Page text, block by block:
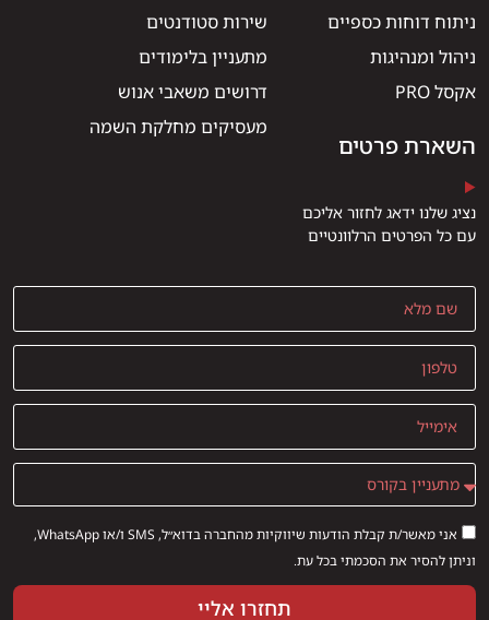
ניתוח דוחות כספיים
ניהול ומנהיגות
אקסל PRO
שירות סטודנטים
מתעניין בלימודים
דרושים משאבי אנוש
מעסיקים מחלקת השמה
השארת פרטים
נציג שלנו ידאג לחזור אליכם
עם כל הפרטים הרלוונטיים
אני מאשר/ת קבלת הודעות שיווקיות מהחברה בדוא״ל, SMS ו/או WhatsApp,
וניתן להסיר את הסכמתי בכל עת.
תחזרו אליי